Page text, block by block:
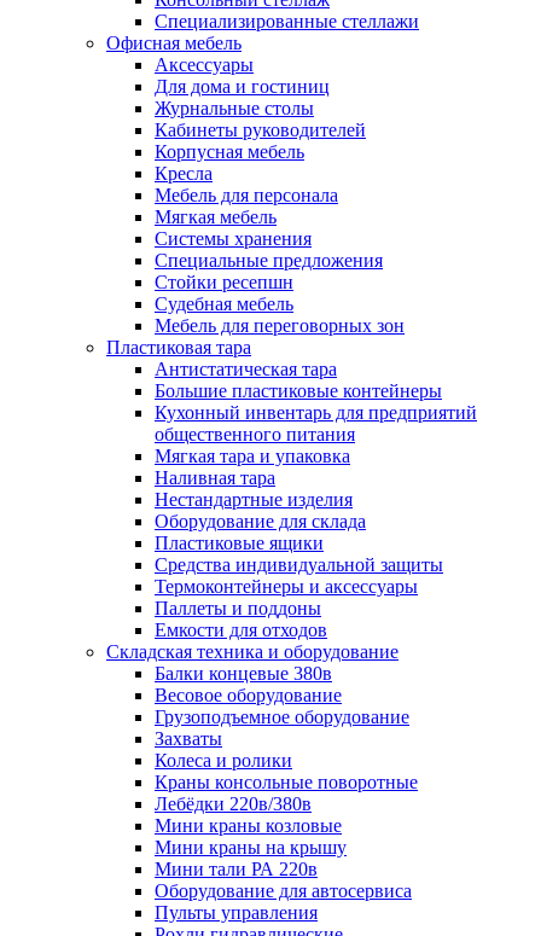
Специализированные стеллажи
Офисная мебель
Аксессуары
Для дома и гостиниц
Журнальные столы
Кабинеты руководителей
Корпусная мебель
Кресла
Мебель для персонала
Мягкая мебель
Системы хранения
Специальные предложения
Стойки ресепшн
Судебная мебель
Мебель для переговорных зон
Пластиковая тара
Антистатическая тара
Большие пластиковые контейнеры
Кухонный инвентарь для предприятий
общественного питания
Мягкая тара и упаковка
Наливная тара
Нестандартные изделия
Оборудование для склада
Пластиковые ящики
Средства индивидуальной защиты
Термоконтейнеры и аксессуары
Паллеты и поддоны
Емкости для отходов
Складская техника и оборудование
Балки концевые 380в
Весовое оборудование
Грузоподъемное оборудование
Захваты
Колеса и ролики
Краны консольные поворотные
Лебёдки 220в/380в
Мини краны козловые
Мини краны на крышу
Мини тали РА 220в
Оборудование для автосервиса
Пульты управления